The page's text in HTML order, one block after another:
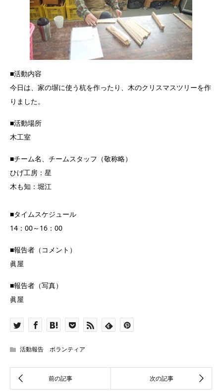
■活動内容
今日は、家の塀に使う杭を作ったり、木のクリスマスツリーを作
りました。
■活動場所
木工室
■チーム名、チームスタッフ（敬称略）
ひげ工房：星
木も知：堀江
■タイムスケジュール
14：00～16：00
■報告者（コメント）
眞屋
■報告者（写真）
眞屋
活動報告 ボランティア